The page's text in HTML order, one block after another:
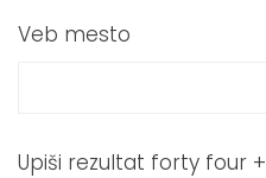
Veb mesto
Upiši rezultat forty four +